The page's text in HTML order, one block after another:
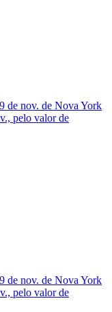
de nov. de Nova York
pelo valor de
de nov. de Nova York
pelo valor de